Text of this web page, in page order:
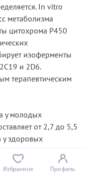
In vitro
метаболизма
цитохрома Р450
изоферменты
и 2D6.
терапевтическим
у молодых
от 2,7 до 5,5
у здоровых
среднем 45 мл/мин.
86% от общего
Избранное Профиль